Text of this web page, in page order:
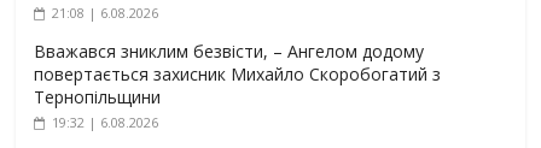
21:08 | 6.08.2026
Вважався зниклим безвісти, – Ангелом додому
повертається захисник Михайло Скоробогатий з
Тернопільщини
19:32 | 6.08.2026